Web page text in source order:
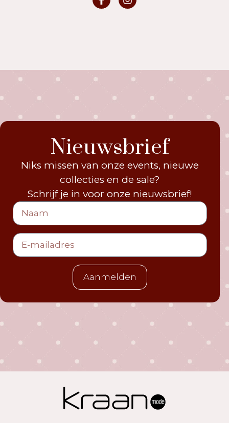
Nieuwsbrief
Niks missen van onze events, nieuwe
collecties en de sale?
Schrijf je in voor onze nieuwsbrief!
Aanmelden